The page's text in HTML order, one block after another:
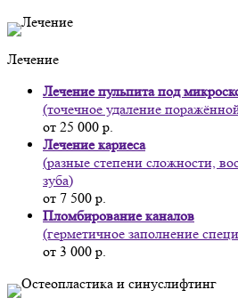
Лечение
Лечение пульпита под
(точечное удаление
от 25 000 р.
Лечение кариеса
(разные степени сложности,
зуба)
от 7 500 р.
Пломбирование каналов
(герметичное заполнение
от 3 000 р.